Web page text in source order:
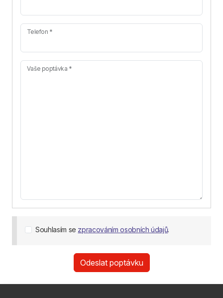
Telefon *
Vaše poptávka *
Souhlasím se zpracováním osobních údajů.
Odeslat poptávku